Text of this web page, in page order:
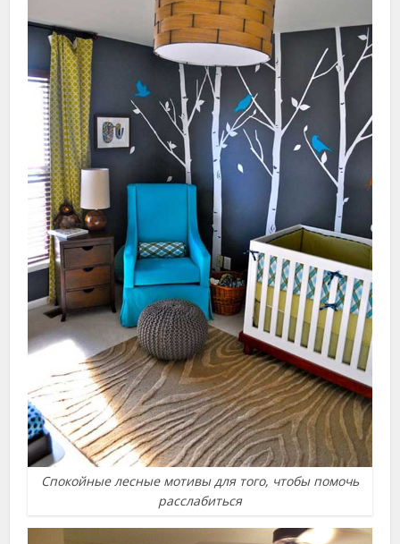
Спокойные лесные мотивы для того, чтобы помочь
расслабиться